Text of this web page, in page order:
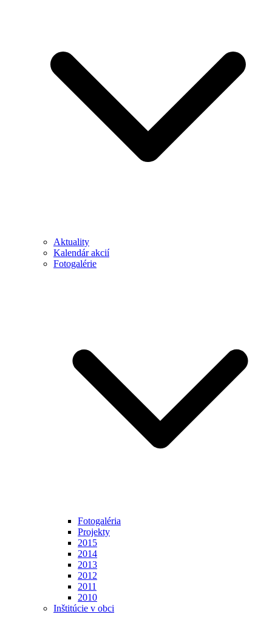
Aktuality
Kalendár akcií
Fotogalérie
Fotogaléria
Projekty
2015
2014
2013
2012
2011
2010
Inštitúcie v obci